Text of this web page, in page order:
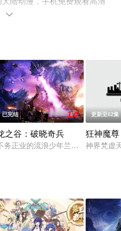
瓜影视，更多剧情信息可移

，记录女儿蓝蓝成长的点滴经历
已完结 1.0
之谷：破晓奇兵
务正业的流浪少年兰伯特意外听到
更新至62集
狂神魔尊
神界梵虚